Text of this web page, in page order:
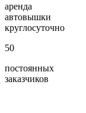
аренда
автовышки
круглосуточно
50
постоянных
заказчиков